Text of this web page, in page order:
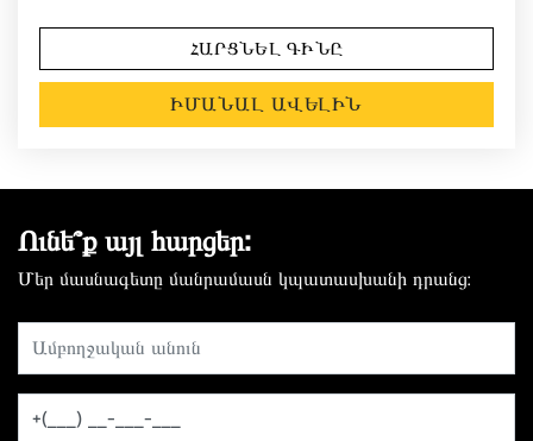
ՀԱՐՑՆԵԼ ԳԻՆԸ
ԻՄԱՆԱԼ ԱՎԵԼԻՆ
Ունե՞ք այլ հարցեր:
Մեր մասնագետը մանրամասն կպատասխանի դրանց։